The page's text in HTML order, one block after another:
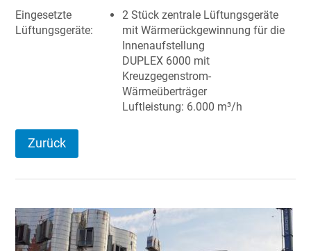
Eingesetzte
Lüftungsgeräte:
2 Stück zentrale Lüftungsgeräte
mit Wärmerückgewinnung für die
Innenaufstellung
DUPLEX 6000 mit
Kreuzgegenstrom-
Wärmeüberträger
Luftleistung: 6.000 m³/h
Zurück